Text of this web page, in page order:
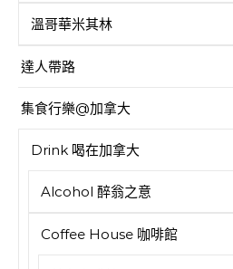
溫哥華米其林
達人帶路
集食行樂@加拿大
Drink 喝在加拿大
Alcohol 醉翁之意
Coffee House 咖啡館